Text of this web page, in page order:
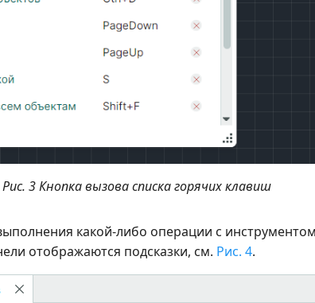
Рис. 3 Кнопка вызова списка горячих клавиш
какой-либо операции с
отображаются подсказки, см. Рис. 4.